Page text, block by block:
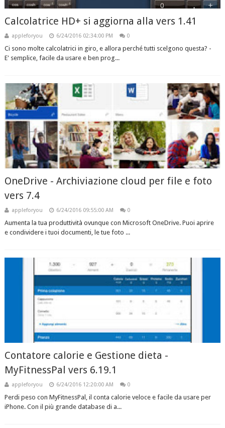
Calcolatrice HD+ si aggiorna alla vers 1.41
appleforyou 6/24/2016 02:34:00 PM 0
Ci sono molte calcolatrici in giro, e allora perché tutti scelgono questa? -
E' semplice, facile da usare e ben prog...
OneDrive - Archiviazione cloud per file e foto
vers 7.4
appleforyou 6/24/2016 09:55:00 AM 0
Aumenta la tua produttività ovunque con Microsoft OneDrive. Puoi aprire
e condividere i tuoi documenti, le tue foto ...
Contatore calorie e Gestione dieta -
MyFitnessPal vers 6.19.1
appleforyou 6/24/2016 12:20:00 AM 0
Perdi peso con MyFitnessPal, il conta calorie veloce e facile da usare per
iPhone. Con il più grande database di a...